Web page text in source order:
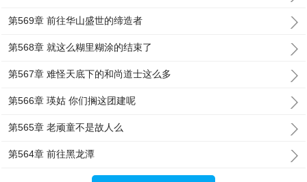
第569章 前往华山盛世的缔造者
第568章 就这么糊里糊涂的结束了
第567章 难怪天底下的和尚道士这么多
第566章 瑛姑 你们搁这团建呢
第565章 老顽童不是故人么
第564章 前往黑龙潭